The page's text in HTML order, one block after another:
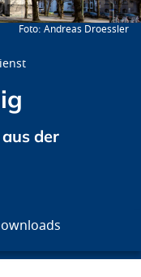
Andreas Droessler
der